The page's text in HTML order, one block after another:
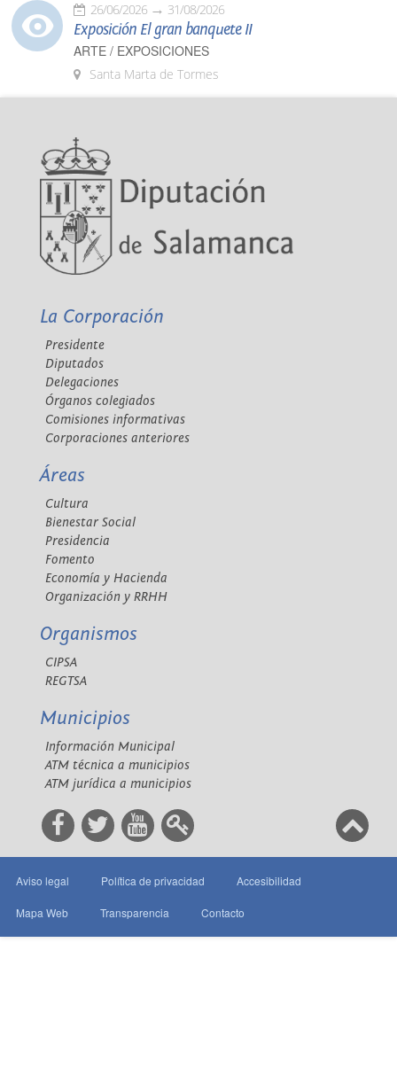
26/06/2026 31/08/2026
Exposición El gran banquete II
ARTE / EXPOSICIONES
Santa Marta de Tormes
La Corporación
Presidente
Diputados
Delegaciones
Órganos colegiados
Comisiones informativas
Corporaciones anteriores
Áreas
Cultura
Bienestar Social
Presidencia
Fomento
Economía y Hacienda
Organización y RRHH
Organismos
CIPSA
REGTSA
Municipios
Información Municipal
ATM técnica a municipios
ATM jurídica a municipios
Aviso legal Política de privacidad Accesibilidad
Mapa Web Transparencia Contacto